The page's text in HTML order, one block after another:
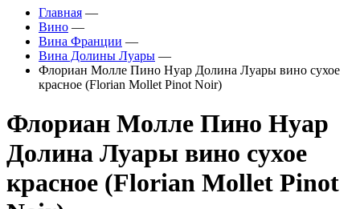
Главная —
Вино —
Вина Франции —
Вина Долины Луары —
Флориан Молле Пино Нуар Долина Луары вино сухое
красное (Florian Mollet Pinot Noir)
Флориан Молле Пино Нуар
Долина Луары вино сухое
красное (Florian Mollet Pinot